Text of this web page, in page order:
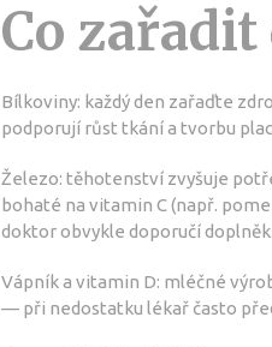
Co
Bílkoviny: každý den zařaďte
podporují růst tkání a tvorbu
Železo: těhotenství zvyšuje
bohaté na vitamin C (např.
doktor obvykle doporučí doplněk.
Vápník a vitamin D: mléčné
— při nedostatku lékař často